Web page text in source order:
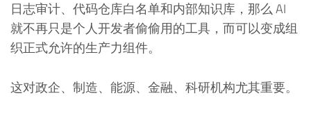
日志审计、代码仓库白名单和内部知识库，那么 AI
就不再只是个人开发者偷偷用的工具，而可以变成组
织正式允许的生产力组件。
这对政企、制造、能源、金融、科研机构尤其重要。